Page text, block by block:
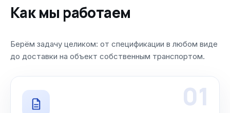
Как мы работаем
Берём задачу целиком: от спецификации в любом виде
до доставки на объект собственным транспортом.
01